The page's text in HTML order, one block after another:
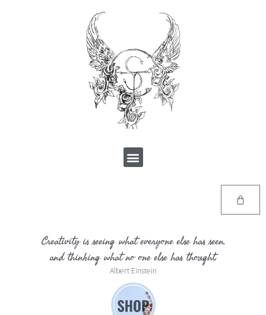
Creativity is seeing what everyone else has seen,
and thinking what no one else has thought.
Albert Einstein